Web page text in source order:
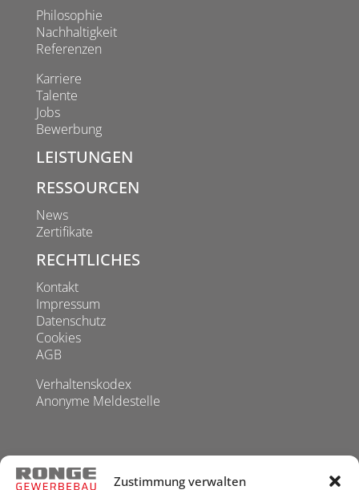
Zustimmung verwalten
Philosophie
Nachhaltigkeit
Referenzen
Karriere
Talente
Jobs
Bewerbung
LEISTUNGEN
RESSOURCEN
News
Zertifikate
RECHTLICHES
Kontakt
Impressum
Datenschutz
Cookies
AGB
Verhaltenskodex
Anonyme Meldestelle